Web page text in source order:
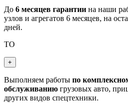
До 6 месяцев гарантии на наши
узлов и агрегатов 6 месяцев, на
дней.
ТО
+
Выполняем работы по
обслуживанию грузовых авто,
других видов спецтехники.